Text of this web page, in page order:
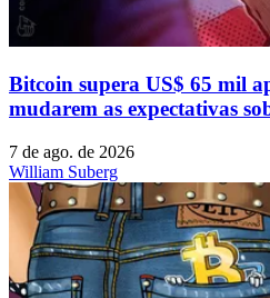
Bitcoin supera US$ 65 mil
mudarem as expectativas
7 de ago. de 2026
William Suberg